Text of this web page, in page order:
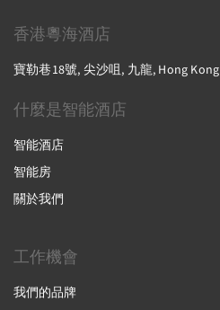
香港粵海酒店
寶勒巷18號, 尖沙咀, 九龍, Hong Kong
什麼是智能酒店
智能酒店
智能房
關於我們
工作機會
我們的品牌